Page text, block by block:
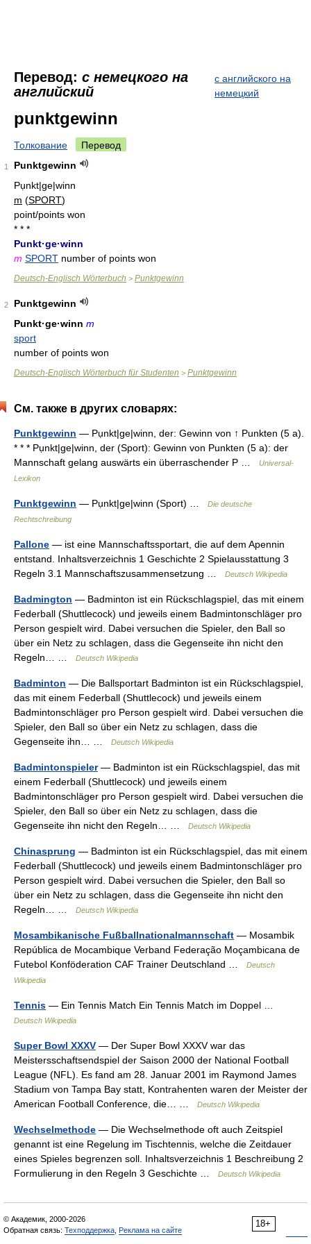
Перевод: с немецкого на
английский
с английского на
немецкий
punktgewinn
Толкование Перевод
1
Punktgewinn
Pụnkt|ge|winn
m (SPORT)
point/points won
* * *
Punkt·ge·winn
m SPORT number of points won
Deutsch-Englisch Wörterbuch > Punktgewinn
2
Punktgewinn
Punkt·ge·winn m
sport
number of points won
Deutsch-Englisch Wörterbuch für Studenten > Punktgewinn
См. также в других словарях:
Punktgewinn — Pụnkt|ge|winn, der: Gewinn von ↑ Punkten (5 a).
* * * Pụnkt|ge|winn, der (Sport): Gewinn von Punkten (5 a): der
Mannschaft gelang auswärts ein überraschender P …
Universal-
Lexikon
Punktgewinn — Pụnkt|ge|winn (Sport) …
Die deutsche
Rechtschreibung
Pallone — ist eine Mannschaftssportart, die auf dem Apennin
entstand. Inhaltsverzeichnis 1 Geschichte 2 Spielausstattung 3
Regeln 3.1 Mannschaftszusammensetzung …
Deutsch Wikipedia
Badmington — Badminton ist ein Rückschlagspiel, das mit einem
Federball (Shuttlecock) und jeweils einem Badmintonschläger pro
Person gespielt wird. Dabei versuchen die Spieler, den Ball so
über ein Netz zu schlagen, dass die Gegenseite ihn nicht den
Regeln… …
Deutsch Wikipedia
Badminton — Die Ballsportart Badminton ist ein Rückschlagspiel,
das mit einem Federball (Shuttlecock) und jeweils einem
Badmintonschläger pro Person gespielt wird. Dabei versuchen die
Spieler, den Ball so über ein Netz zu schlagen, dass die
Gegenseite ihn… …
Deutsch Wikipedia
Badmintonspieler— Badminton ist ein Rückschlagspiel, das mit
einem Federball (Shuttlecock) und jeweils einem
Badmintonschläger pro Person gespielt wird. Dabei versuchen die
Spieler, den Ball so über ein Netz zu schlagen, dass die
Gegenseite ihn nicht den Regeln… …
Deutsch Wikipedia
Chinasprung — Badminton ist ein Rückschlagspiel, das mit einem
Federball (Shuttlecock) und jeweils einem Badmintonschläger pro
Person gespielt wird. Dabei versuchen die Spieler, den Ball so
über ein Netz zu schlagen, dass die Gegenseite ihn nicht den
Regeln… …
Deutsch Wikipedia
Mosambikanische Fußballnationalmannschaft — Mosambik
República de Mocambique Verband Federação Moçambicana de
Futebol Konföderation CAF Trainer Deutschland …
Deutsch
Wikipedia
Tennis — Ein Tennis Match Ein Tennis Match im Doppel …
Deutsch Wikipedia
Super Bowl XXXV — Der Super Bowl XXXV war das
Meistersschaftsendspiel der Saison 2000 der National Football
League (NFL). Es fand am 28. Januar 2001 im Raymond James
Stadium von Tampa Bay statt, Kontrahenten waren der Meister der
American Football Conference, die… …
Deutsch Wikipedia
Wechselmethode — Die Wechselmethode oft auch Zeitspiel
genannt ist eine Regelung im Tischtennis, welche die Zeitdauer
eines Spieles begrenzen soll. Inhaltsverzeichnis 1 Beschreibung 2
Formulierung in den Regeln 3 Geschichte …
Deutsch Wikipedia
18+
© Академик, 2000-2026
Обратная связь: Техподдержка Реклама на сайте